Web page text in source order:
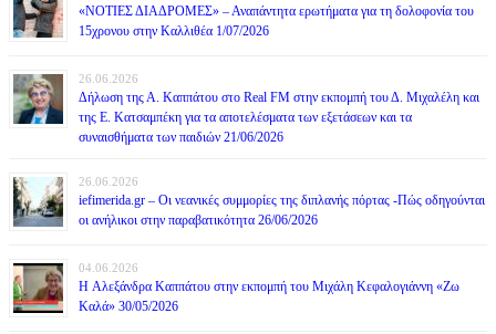
«ΝΟΤΙΕΣ ΔΙΑΔΡΟΜΕΣ» – Αναπάντητα ερωτήματα για τη δολοφονία του
15χρονου στην Καλλιθέα 1/07/2026
26.06.2026
Δήλωση της Α. Καππάτου στο Real FM στην εκπομπή του Δ. Μιχαλέλη και
της Ε. Κατσαμπέκη για τα αποτελέσματα των εξετάσεων και τα
συναισθήματα των παιδιών 21/06/2026
26.06.2026
iefimerida.gr – Οι νεανικές συμμορίες της διπλανής πόρτας -Πώς οδηγούνται
οι ανήλικοι στην παραβατικότητα 26/06/2026
04.06.2026
H Αλεξάνδρα Καππάτου στην εκπομπή του Μιχάλη Κεφαλογιάννη «Ζω
Καλά» 30/05/2026